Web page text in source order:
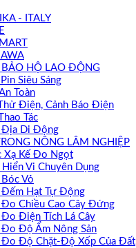
- ITALY
BẢO HỘ LAO ĐỘNG
Siêu Sáng
Toàn
Điện, Cảnh Báo Điện
Tác
Địa Di Động
NÔNG LÂM NGHIỆP
Xạ Kế Đo Ngọt
Hiển Vi Chuyên Dụng
Vỏ
Đếm Hạt Tự Động
Đo Chiều Cao Cây Đứng
Đo Điện Tích Lá Cây
Đo Độ Ẩm Nông Sản
Đo Độ Chặt-Độ Xốp Của Đất